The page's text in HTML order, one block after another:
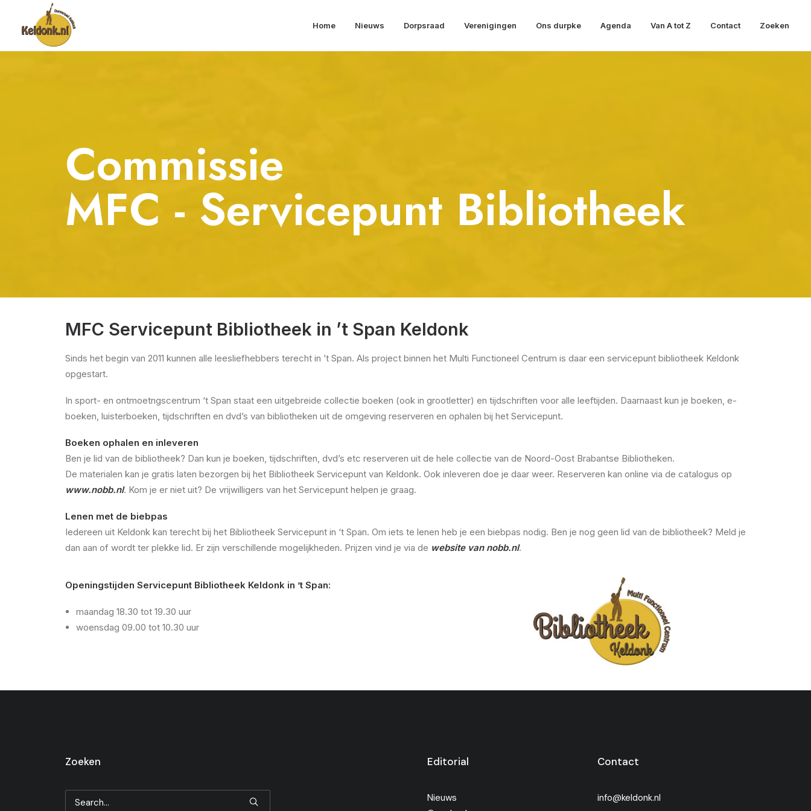
Home Nieuws Dorpsraad Verenigingen Ons durpke Agenda Van A tot Z Contact Zoeken
Commissie
MFC - Servicepunt Bibliotheek
MFC Servicepunt Bibliotheek in ’t Span Keldonk
Sinds het begin van 2011 kunnen alle leesliefhebbers terecht in ’t Span. Als project binnen het Multi Functioneel Centrum is daar een servicepunt bibliotheek Keldonk
opgestart.
In sport- en ontmoetngscentrum ‘t Span staat een uitgebreide collectie boeken (ook in grootletter) en tijdschriften voor alle leeftijden. Daarnaast kun je boeken, e-
boeken, luisterboeken, tijdschriften en dvd’s van bibliotheken uit de omgeving reserveren en ophalen bij het Servicepunt.
Boeken ophalen en inleveren
Ben je lid van de bibliotheek? Dan kun je boeken, tijdschriften, dvd’s etc reserveren uit de hele collectie van de Noord-Oost Brabantse Bibliotheken.
De materialen kan je gratis laten bezorgen bij het Bibliotheek Servicepunt van Keldonk. Ook inleveren doe je daar weer. Reserveren kan online via de catalogus op
www.nobb.nl. Kom je er niet uit? De vrijwilligers van het Servicepunt helpen je graag.
Lenen met de biebpas
Iedereen uit Keldonk kan terecht bij het Bibliotheek Servicepunt in ‘t Span. Om iets te lenen heb je een biebpas nodig. Ben je nog geen lid van de bibliotheek? Meld je
dan aan of wordt ter plekke lid. Er zijn verschillende mogelijkheden. Prijzen vind je via de website van nobb.nl.
Openingstijden Servicepunt Bibliotheek Keldonk in ’t Span:
maandag 18.30 tot 19.30 uur
woensdag 09.00 tot 10.30 uur
Zoeken Editorial
Nieuws
Contact
info@keldonk.nl